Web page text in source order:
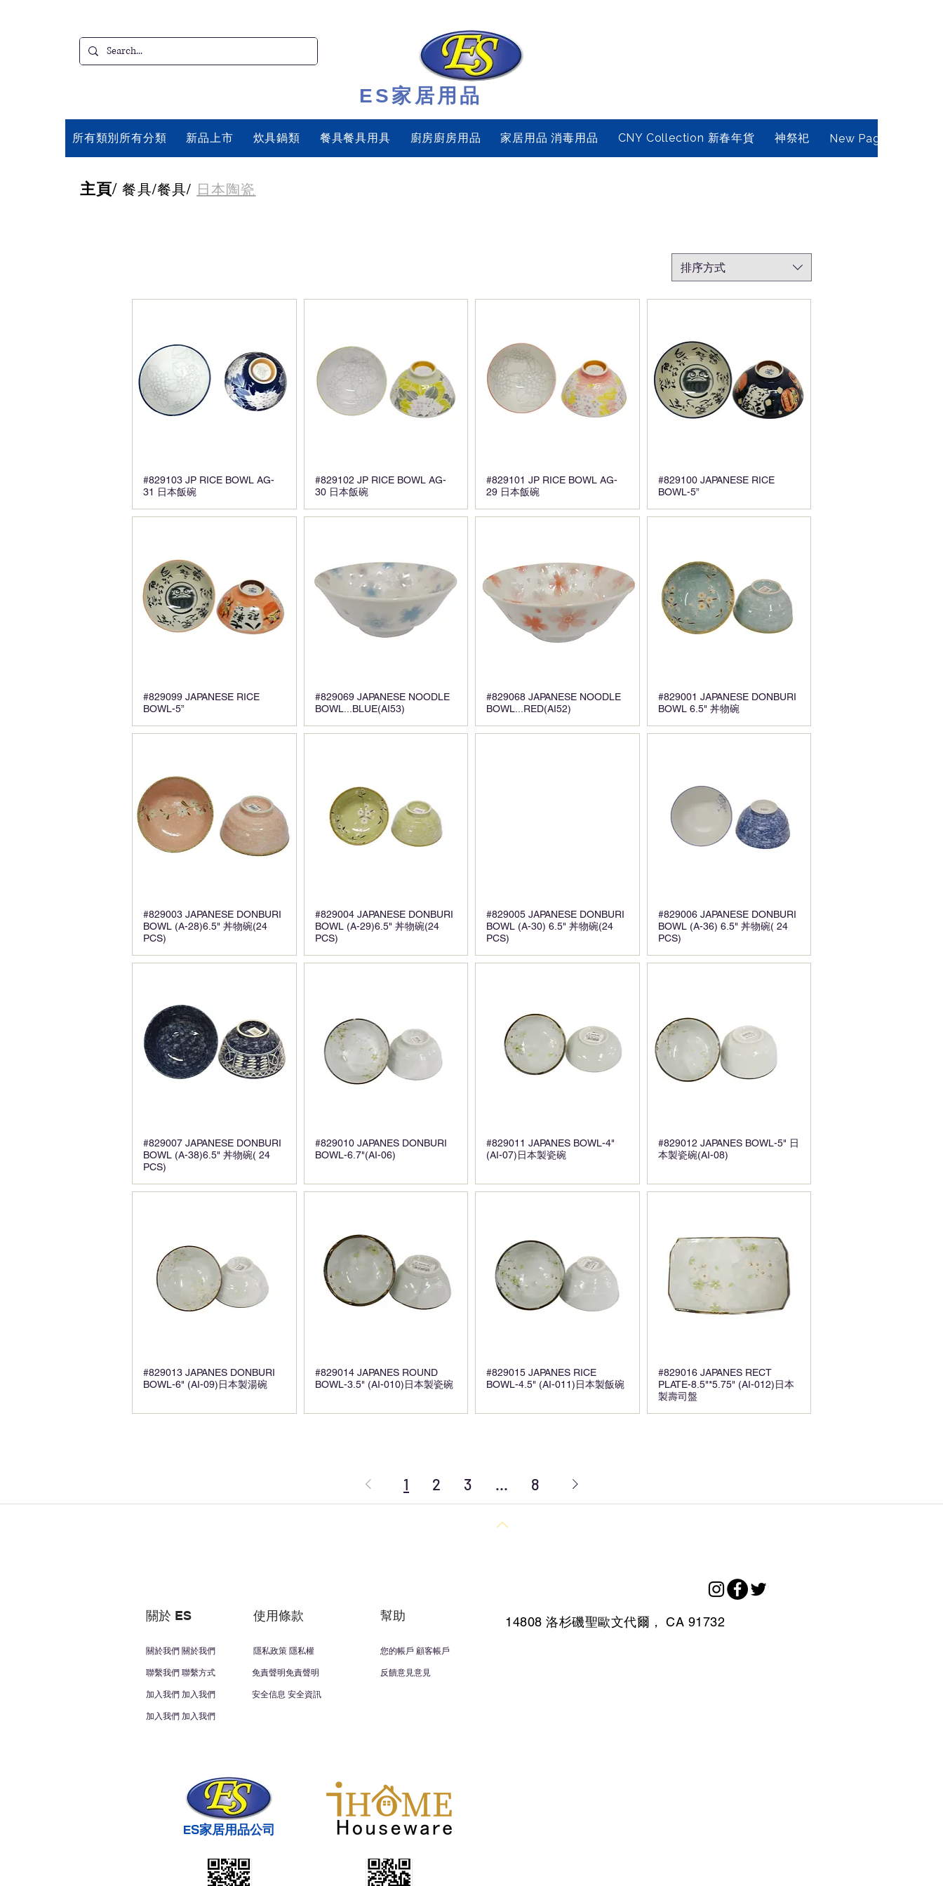
ES家居用品
所有類別所有分類 新品上市 炊具鍋類 餐具餐具用具 廚房廚房用品 家居用品 消毒用品 CNY Collection 新春年貨 神祭祀 New Page
主頁/ 餐具/餐具/ 日本陶瓷
排序方式
#829103 JP RICE BOWL AG-
31 日本飯碗
#829102 JP RICE BOWL AG-
30 日本飯碗
#829101 JP RICE BOWL AG-
29 日本飯碗
#829100 JAPANESE RICE
BOWL-5”
#829099 JAPANESE RICE
BOWL-5”
#829069 JAPANESE NOODLE
BOWL...BLUE(AI53)
#829068 JAPANESE NOODLE
BOWL...RED(AI52)
#829001 JAPANESE DONBURI
BOWL 6.5" 丼物碗
#829003 JAPANESE DONBURI
BOWL (A-28)6.5" 丼物碗(24
PCS)
#829004 JAPANESE DONBURI
BOWL (A-29)6.5" 丼物碗(24
PCS)
#829005 JAPANESE DONBURI
BOWL (A-30) 6.5" 丼物碗(24
PCS)
#829006 JAPANESE DONBURI
BOWL (A-36) 6.5" 丼物碗( 24
PCS)
#829007 JAPANESE DONBURI
BOWL (A-38)6.5" 丼物碗( 24
PCS)
#829010 JAPANES DONBURI
BOWL-6.7"(AI-06)
#829011 JAPANES BOWL-4"
(AI-07)日本製瓷碗
#829012 JAPANES BOWL-5" 日
本製瓷碗(AI-08)
#829013 JAPANES DONBURI
BOWL-6" (AI-09)日本製湯碗
#829014 JAPANES ROUND
BOWL-3.5" (AI-010)日本製瓷碗
#829015 JAPANES RICE
BOWL-4.5" (AI-011)日本製飯碗
#829016 JAPANES RECT
PLATE-8.5"*5.75" (AI-012)日本
製壽司盤
1 2 3 ... 8
關於 ES 使用條款 幫助
關於我們 關於我們
聯繫我們 聯繫方式
加入我們 加入我們
隱私政策 隱私權
免責聲明免責聲明
安全信息 安全資訊
您的帳戶 顧客帳戶
反饋意見意見
加入我們 加入我們
ES家居用品公司
14808 洛杉磯聖歐文代爾， CA 91732